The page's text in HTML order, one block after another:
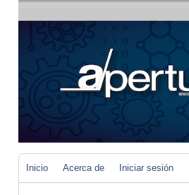
Inicio Acerca de Iniciar sesión